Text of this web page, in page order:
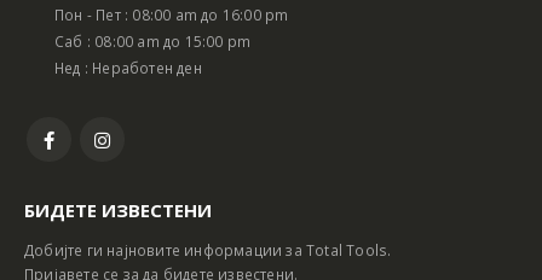
Пон - Пет : 08:00 am до 16:00 pm
Саб : 08:00 am до 15:00 pm
Нед : Неработен ден
БИДЕТЕ ИЗВЕСТЕНИ
Добијте ги најновите информации за Total Tools.
Пријавете се за да бидете известени.